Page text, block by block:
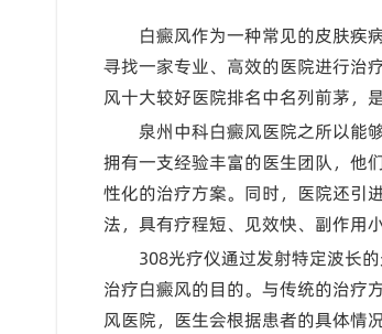
白癜风作为一种常见的皮肤疾
寻找一家专业、高效的医院进行治
风十大较好医院排名中名列前茅，
泉州中科白癜风医院之所以能
拥有一支经验丰富的医生团队，他
性化的治疗方案。同时，医院还引
法，具有疗程短、见效快、副作用
308光疗仪通过发射特定波长
治疗白癜风的目的。与传统的治疗
风医院，医生会根据患者的具体情